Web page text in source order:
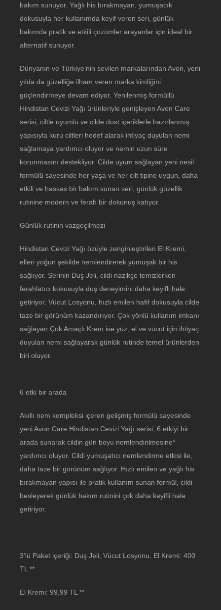
bakım sunuyor. Yağlı his bırakmayan, yumuşacık
dokusuyla her kullanımda keyif veren seri, günlük
bakımda pratik ve etkili çözümler arayanlar için ideal bir
alternatif sunuyor.
Dünyanın ve Türkiye’nin sevilen markalarından Avon, yeni
yılda da güzelliğe ilham veren marka kimliğini
güçlendirmeye devam ediyor. Yenilenmiş formüllü
Hindistan Cevizi Yağı ürünleriyle genişleyen Avon Care
serisi, ciltle uyumlu ve cilde dost içeriklerle hazırlanmış
yapısıyla kuru ciltleri hedef alarak ihtiyaç duyulan nemi
sağlamaya yardımcı oluyor ve nemin uzun süre
korunmasını destekliyor. Cilde uyum sağlayan yeni nesil
formülü sayesinde her yaşa ve her cilt tipine uygun, daha
etkili ve hassas bir bakım sunan seri, günlük güzellik
rutinine modern ve ferah bir dokunuş katıyor.
Günlük rutinin vazgeçilmezi
Hindistan Cevizi Yağı özüyle zenginleştirilen El Kremi,
elleri yoğun şekilde nemlendirerek yumuşak bir his
sağlıyor. Serinin Duş Jeli, cildi nazikçe temizlerken
ferahlatıcı kokusuyla duş deneyimini daha keyifli hale
getiriyor. Vücut Losyonu, hızlı emilen hafif dokusuyla cilde
taze bir görünüm kazandırıyor. Çok yönlü kullanım imkanı
sağlayan Çok Amaçlı Krem ise yüz, el ve vücut için ihtiyaç
duyulan nemi sağlayarak günlük rutinde temel ürünlerden
biri oluyor.
6 etki bir arada
Akıllı nem kompleksi içeren gelişmiş formülü sayesinde
yeni Avon Care Hindistan Cevizi Yağı serisi, 6 etkiyi bir
arada sunarak cildin gün boyu nemlendirilmesine*
yardımcı oluyor. Cildi yumuşatıcı nemlendirme etkisi ile,
daha taze bir görünüm sağlıyor. Hızlı emilen ve yağlı his
bırakmayan yapısı ile pratik kullanım sunan formül, cildi
besleyerek günlük bakım rutinini çok daha keyifli hale
getiriyor.
3’lü Paket içeriği: Duş Jeli, Vücut Losyonu, El Kremi: 400
TL **
El Kremi: 99,99 TL **